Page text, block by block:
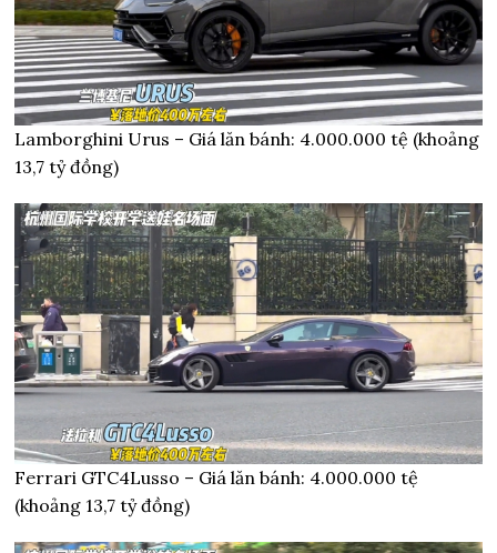
Lamborghini Urus – Giá lăn bánh: 4.000.000 tệ (khoảng
13,7 tỷ đồng)
Ferrari GTC4Lusso – Giá lăn bánh: 4.000.000 tệ
(khoảng 13,7 tỷ đồng)